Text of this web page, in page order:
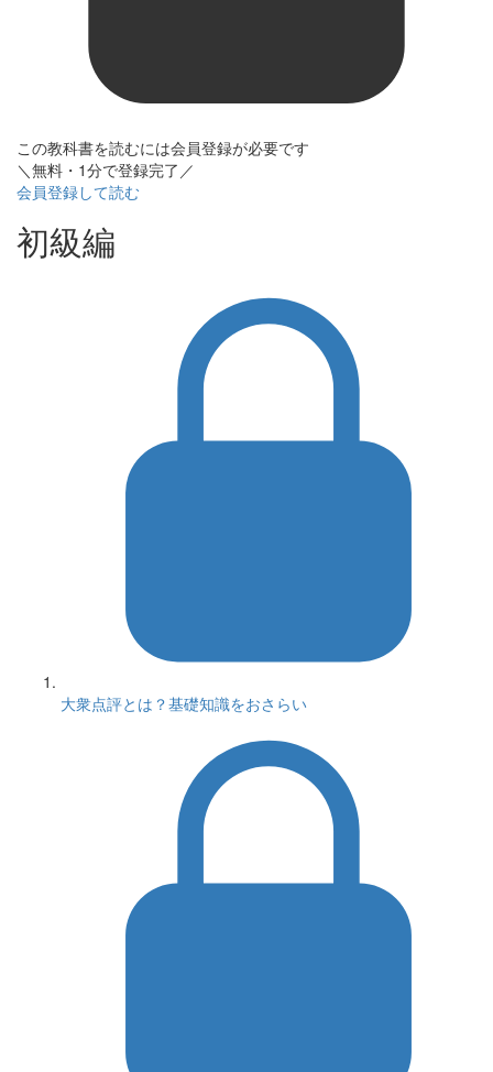
この教科書を読むには会員登録が必要です
＼無料・1分で登録完了／
会員登録して読む
初級編
大衆点評とは？基礎知識をおさらい